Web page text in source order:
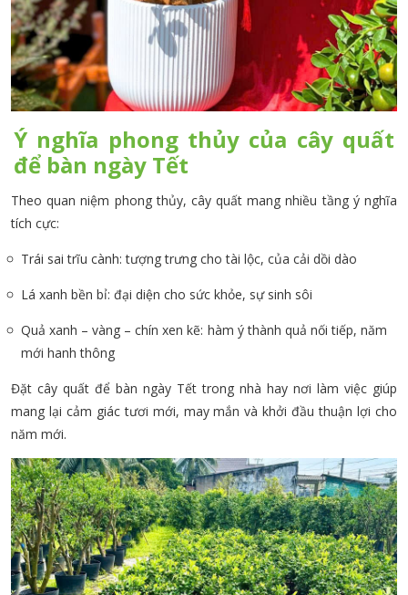
Ý nghĩa phong thủy của cây quất
để bàn ngày Tết
Theo quan niệm phong thủy, cây quất mang nhiều tầng ý nghĩa
tích cực:
Trái sai trĩu cành: tượng trưng cho tài lộc, của cải dồi dào
Lá xanh bền bỉ: đại diện cho sức khỏe, sự sinh sôi
Quả xanh – vàng – chín xen kẽ: hàm ý thành quả nối tiếp, năm
mới hanh thông
Đặt cây quất để bàn ngày Tết trong nhà hay nơi làm việc giúp
mang lại cảm giác tươi mới, may mắn và khởi đầu thuận lợi cho
năm mới.